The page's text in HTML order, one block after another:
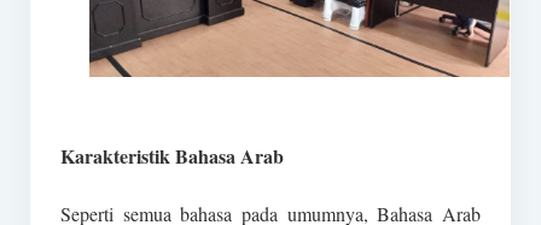
Karakteristik Bahasa Arab
Seperti semua bahasa pada umumnya, Bahasa Arab